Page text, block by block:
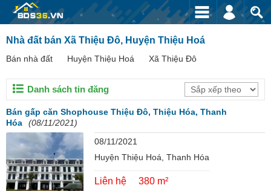
Nhà đất bán Xã Thiệu Đô, Huyện Thiệu Hoá
Bán nhà đất Huyện Thiệu Hoá Xã Thiệu Đô
Danh sách tin đăng
Bán gấp căn Shophouse Thiệu Đô, Thiệu Hóa, Thanh
Hóa
(08/11/2021)
08/11/2021
Huyện Thiệu Hoá, Thanh Hóa
Liên hệ 380 m²